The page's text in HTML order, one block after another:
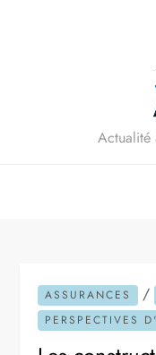
Actualité
ASSURANCES /
PERSPECTIVES